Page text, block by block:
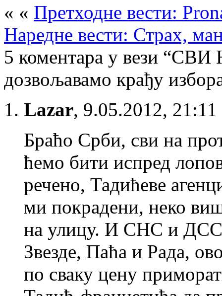
« « Претходне вести:
Наредне вести: Страх,
5 коментара у вези
дозвољавамо крађу
Lazar, 9.05.2012, 21:11
Браћо Срби, сви на
ћемо бити испред
речено, Тадићеве
ми покрадени, неко
на улицу. И СНС и ДСС
Звезде, Паћа и Рада,
по сваку цену